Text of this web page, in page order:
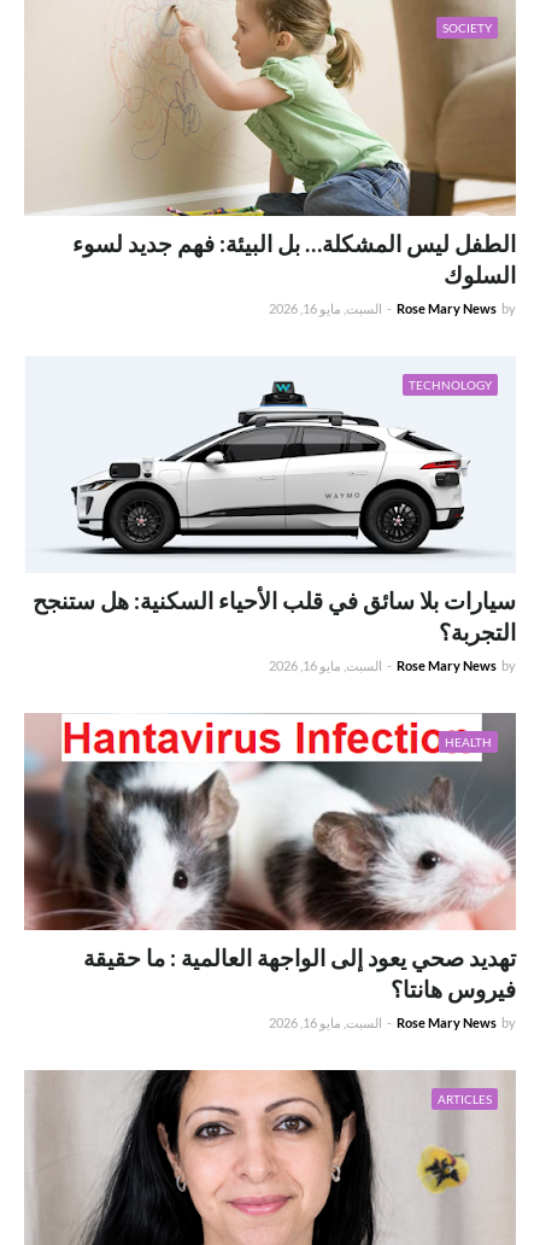
SOCIETY
الطفل ليس المشكلة… بل البيئة: فهم جديد لسوء
السلوك
by
Rose Mary News
- السبت, مايو 16, 2026
TECHNOLOGY
سيارات بلا سائق في قلب الأحياء السكنية: هل ستنجح
التجربة؟
by
Rose Mary News
- السبت, مايو 16, 2026
HEALTH
تهديد صحي يعود إلى الواجهة العالمية : ما حقيقة
فيروس هانتا؟
by
Rose Mary News
- السبت, مايو 16, 2026
ARTICLES